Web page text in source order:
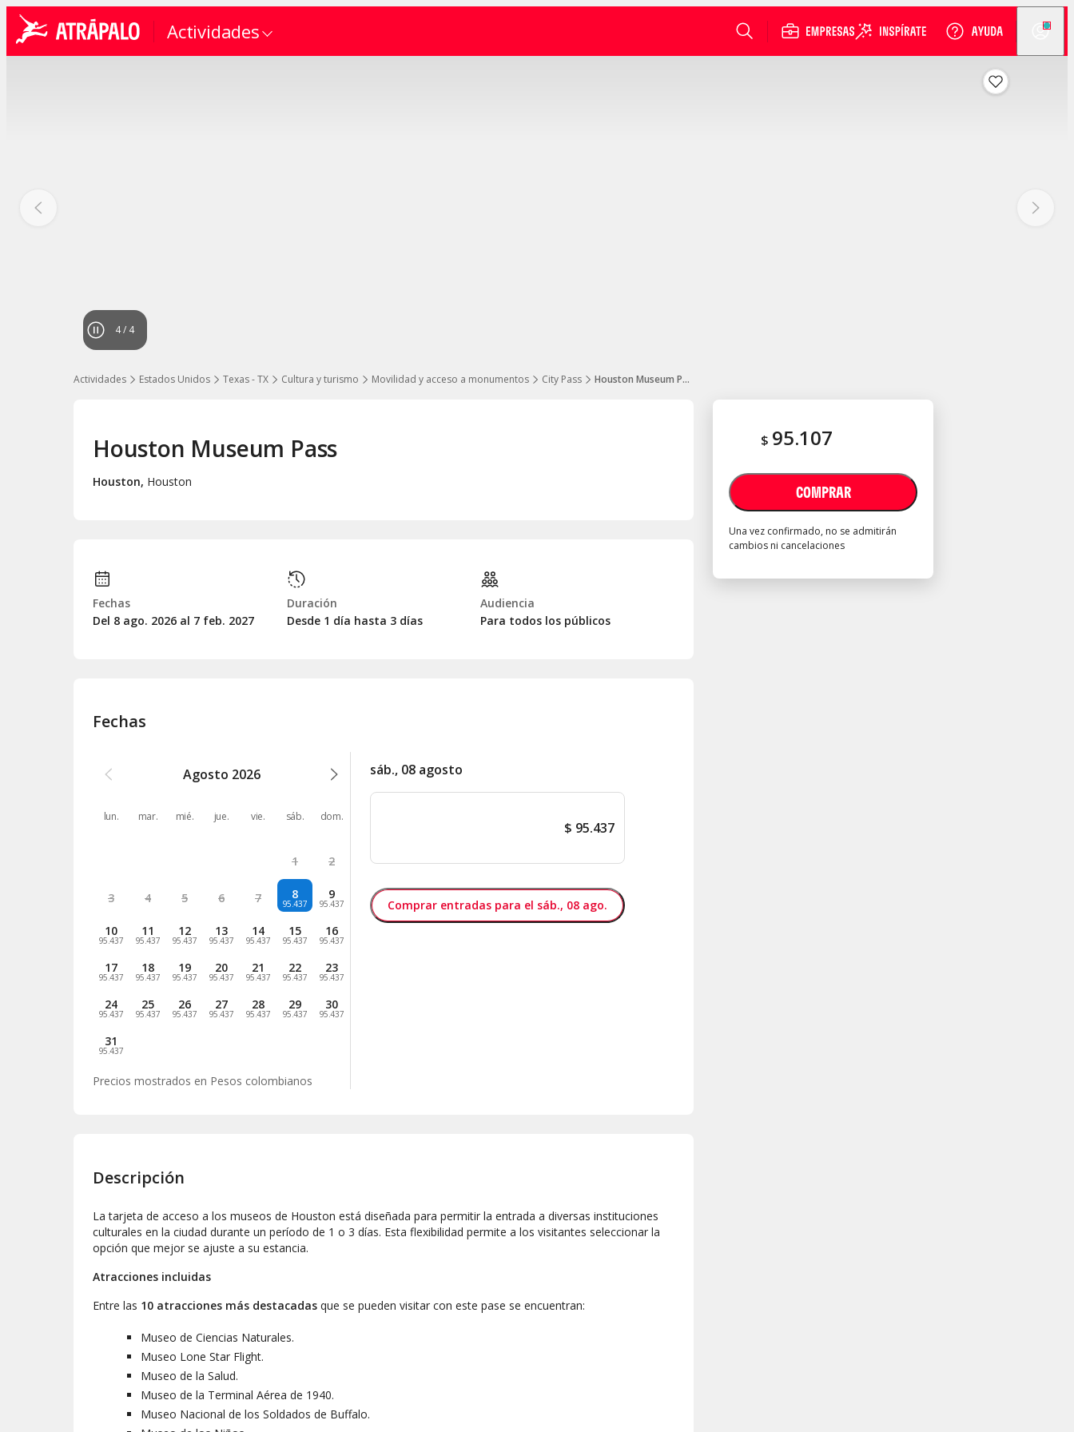
Actividades
4/ 4
Actividades Estados Unidos Texas - TX Cultura y turismo Movilidad y acceso a monumentos City Pass Houston Museum Pass
$ 95.107
COMPRAR
Una vez confirmado, no se admitirán
cambios ni cancelaciones
Houston Museum Pass
Houston, Houston
Fechas
Del 8 ago. 2026 al 7 feb. 2027
Duración
Desde 1 día hasta 3 días
Audiencia
Para todos los públicos
Fechas
Agosto 2026
lun. mar. mié. jue. vie. sáb. dom.
1 2
3 4 5 6 7 8
95.437
9
95.437
10
95.437
11
95.437
12
95.437
13
95.437
14
95.437
15
95.437
16
95.437
17
95.437
18
95.437
19
95.437
20
95.437
21
95.437
22
95.437
23
95.437
24
95.437
25
95.437
26
95.437
27
95.437
28
95.437
29
95.437
30
95.437
31
95.437
Precios mostrados en Pesos colombianos
sáb., 08 agosto
$ 95.437
Comprar entradas para el sáb., 08 ago.
Descripción
La tarjeta de acceso a los museos de Houston está diseñada para permitir la entrada a diversas instituciones
culturales en la ciudad durante un período de 1 o 3 días. Esta flexibilidad permite a los visitantes seleccionar la
opción que mejor se ajuste a su estancia.
Atracciones incluidas
Entre las 10 atracciones más destacadas que se pueden visitar con este pase se encuentran:
Museo de Ciencias Naturales.
Museo Lone Star Flight.
Museo de la Salud.
Museo de la Terminal Aérea de 1940.
Museo Nacional de los Soldados de Buffalo.